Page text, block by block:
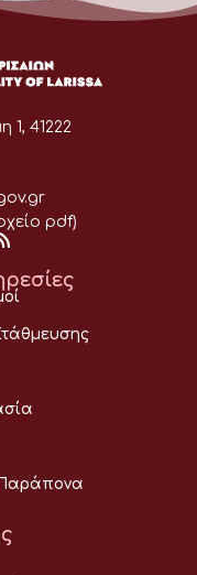
1, 41222
pdf)